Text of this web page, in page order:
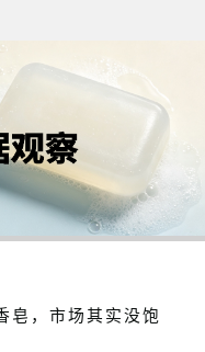
皂，市场其实没饱